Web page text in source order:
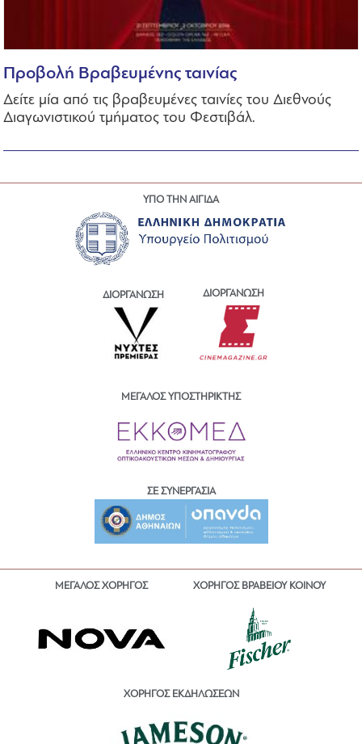
Προβολή Βραβευμένης ταινίας
Δείτε μία από τις βραβευμένες ταινίες του Διεθνούς
Διαγωνιστικού τμήματος του Φεστιβάλ.
ΥΠΟ ΤΗΝ ΑΙΓΙΔΑ
ΔΙΟΡΓΑΝΩΣΗ ΔΙΟΡΓΑΝΩΣΗ
ΜΕΓΑΛΟΣ ΥΠΟΣΤΗΡΙΚΤΗΣ
ΣΕ ΣΥΝΕΡΓΑΣΙΑ
ΜΕΓΑΛΟΣ ΧΟΡΗΓΟΣ ΧΟΡΗΓΟΣ ΒΡΑΒΕΙΟΥ ΚΟΙΝΟΥ
ΧΟΡΗΓΟΣ ΕΚΔΗΛΩΣΕΩΝ